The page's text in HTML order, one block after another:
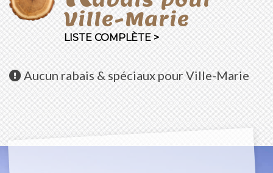
Ville-Marie
LISTE COMPLÈTE >
Aucunrabais & spéciaux pour Ville-Marie